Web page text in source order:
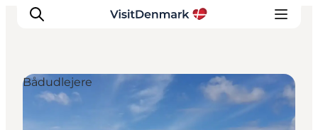
Inspiration
Bådudlejere